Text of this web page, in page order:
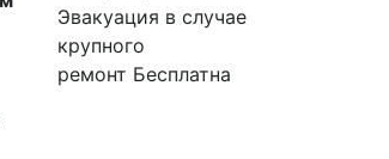
Эвакуация в случае
крупного
ремонт Бесплатна